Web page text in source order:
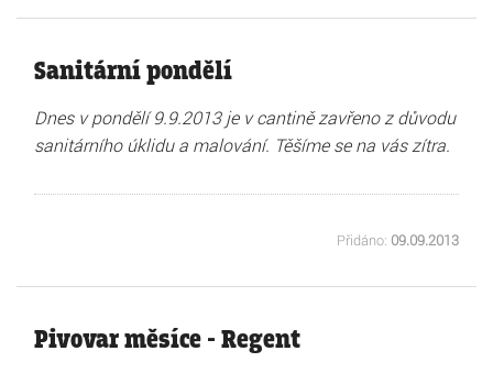
Sanitární pondělí
Dnes v pondělí 9.9.2013 je v cantině zavřeno z důvodu
sanitárního úklidu a malování. Těšíme se na vás zítra.
Přidáno: 09.09.2013
Pivovar měsíce - Regent